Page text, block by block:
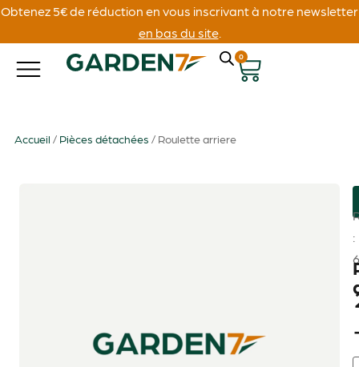
Obtenez 5€ de réduction en vous inscrivant à notre newsletter
en bas du site.
0
Accueil / Pièces détachées / Roulette arriere
: